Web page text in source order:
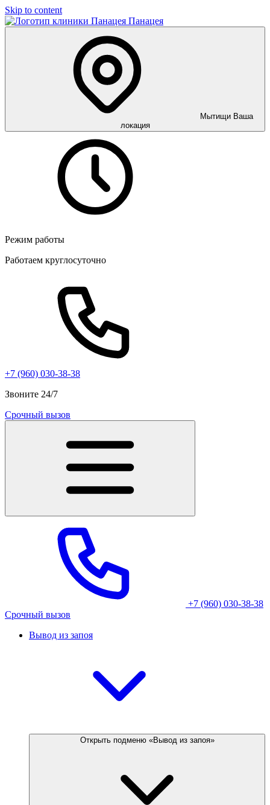
Skip to content
Панацея
Мытищи Ваша
локация
Режим работы
Работаем круглосуточно
+7 (960) 030-38-38
Звоните 24/7
Срочный вызов
+7 (960) 030-38-38
Срочный вызов
Вывод из запоя
Открыть подменю «Вывод из запоя»